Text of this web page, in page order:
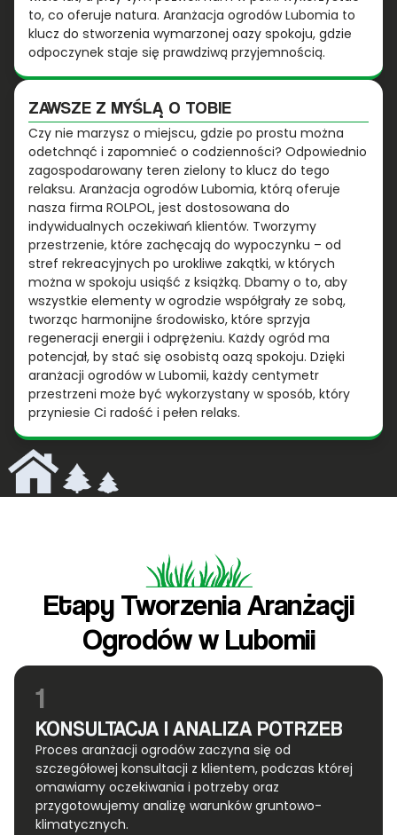
to, co oferuje natura. Aranżacja ogrodów Lubomia to
klucz do stworzenia wymarzonej oazy spokoju, gdzie
odpoczynek staje się prawdziwą przyjemnością.
ZAWSZE Z MYŚLĄ O TOBIE
Czy nie marzysz o miejscu, gdzie po prostu można
odetchnąć i zapomnieć o codzienności? Odpowiednio
zagospodarowany teren zielony to klucz do tego
relaksu. Aranżacja ogrodów Lubomia, którą oferuje
nasza firma ROLPOL, jest dostosowana do
indywidualnych oczekiwań klientów. Tworzymy
przestrzenie, które zachęcają do wypoczynku – od
stref rekreacyjnych po urokliwe zakątki, w których
można w spokoju usiąść z książką. Dbamy o to, aby
wszystkie elementy w ogrodzie współgrały ze sobą,
tworząc harmonijne środowisko, które sprzyja
regeneracji energii i odprężeniu. Każdy ogród ma
potencjał, by stać się osobistą oazą spokoju. Dzięki
aranżacji ogrodów w Lubomii, każdy centymetr
przestrzeni może być wykorzystany w sposób, który
przyniesie Ci radość i pełen relaks.
Etapy Tworzenia Aranżacji
Ogrodów w Lubomii
1
KONSULTACJA I ANALIZA POTRZEB
Proces aranżacji ogrodów zaczyna się od
szczegółowej konsultacji z klientem, podczas której
omawiamy oczekiwania i potrzeby oraz
przygotowujemy analizę warunków gruntowo-
klimatycznych.